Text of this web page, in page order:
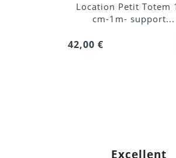
Location Pied
Lumière 2m
7,20 €
Excellent